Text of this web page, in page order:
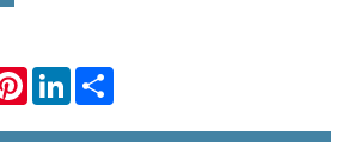
LinkedInShare